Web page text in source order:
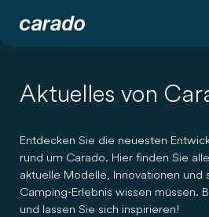
Aktuelles von
Entdecken Sie die neuesten
rund um Carado. Hier finden Sie
aktuelle Modelle, Innovationen und
Camping-Erlebnis wissen müssen.
und lassen Sie sich inspirieren!